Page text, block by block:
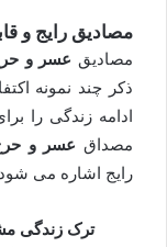
مصادیق رایج و
مصادیق عسر و
ذکر چند نمونه
ادامه زندگی را
مصداق عسر و
رایج اشاره می
ترک زندگی